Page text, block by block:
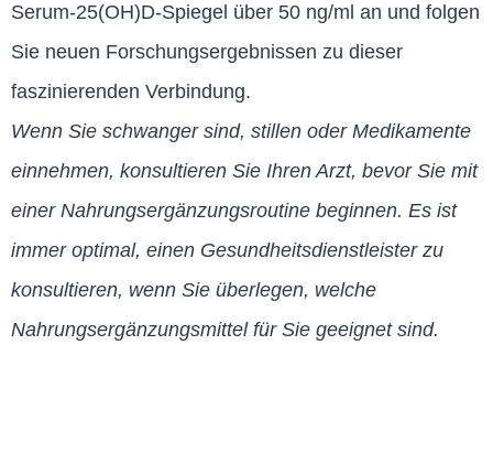
Serum-25(OH)D-Spiegel über 50 ng/ml an und folgen
Sie neuen Forschungsergebnissen zu dieser
faszinierenden Verbindung.
Wenn Sie schwanger sind, stillen oder Medikamente
einnehmen, konsultieren Sie Ihren Arzt, bevor Sie mit
einer Nahrungsergänzungsroutine beginnen. Es ist
immer optimal, einen Gesundheitsdienstleister zu
konsultieren, wenn Sie überlegen, welche
Nahrungsergänzungsmittel für Sie geeignet sind.